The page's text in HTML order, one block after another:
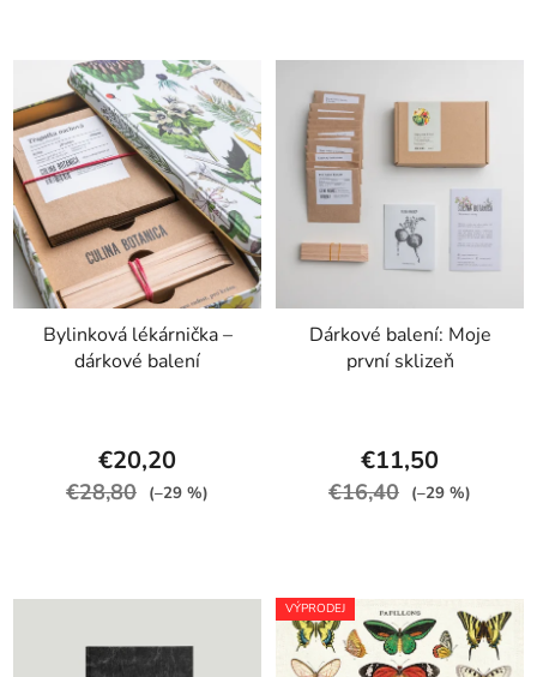
Bylinková lékárnička –
dárkové balení
€20,20
€28,80 (–29 %)
Dárkové balení: Moje
první sklizeň
€11,50
€16,40 (–29 %)
VÝPRODEJ